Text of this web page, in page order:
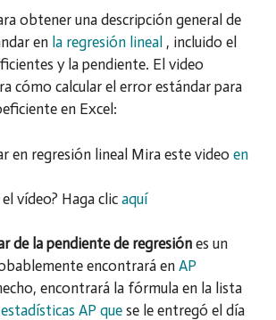
obtener una descripción general de
en la regresión lineal , incluido el
y la pendiente. El video
cómo calcular el error estándar para
en Excel:
en regresión lineal Mira este video en
vídeo? Haga clic aquí
de la pendiente de regresión es un
encontrará en AP
encontrará la fórmula en la lista
AP que se le entregó el día